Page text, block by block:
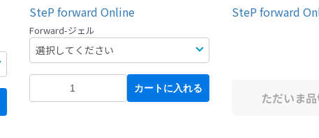
SteP forward Online
Forward-ジェル
カートに入れる
SteP forward
ただいま品